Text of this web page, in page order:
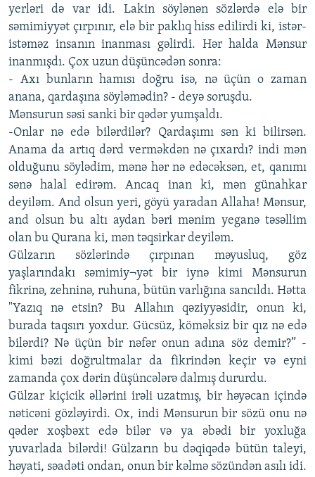
yerləri də var idi. Lakin söylənən sözlərdə elə bir
səmimiyyət çırpınır, elə bir paklıq hiss edilirdi ki, istər-
istəməz insanın inanması gəlirdi. Hər halda Mənsur
inanmışdı. Çox uzun düşüncədən sonra:
- Axı bunların hamısı doğru isə, nə üçün o zaman
anana, qardaşına söyləmədin? - deyə soruşdu.
Mənsurun səsi sanki bir qədər yumşaldı.
-Onlar nə edə bilərdilər? Qardaşımı sən ki bilirsən.
Anama da artıq dərd verməkdən nə çıxardı? indi mən
olduğunu söylədim, mənə hər nə edəcəksən, et, qanımı
sənə halal edirəm. Ancaq inan ki, mən günahkar
deyiləm. And olsun yeri, göyü yaradan Allaha! Mənsur,
and olsun bu altı aydan bəri mənim yeganə təsəllim
olan bu Qurana ki, mən təqsirkar deyiləm.
Gülzarın sözlərində çırpınan məyusluq, göz
yaşlarındakı səmimiy¬yət bir iynə kimi Mənsurun
fikrinə, zehninə, ruhuna, bütün varlığına sancıldı. Hətta
"Yazıq nə etsin? Bu Allahın qəziyyəsidir, onun ki,
burada taqsırı yoxdur. Gücsüz, köməksiz bir qız nə edə
bilərdi? Nə üçün bir nəfər onun adına söz demir?” -
kimi bəzi doğrultmalar da fikrindən keçir və eyni
zamanda çox dərin düşüncələrə dalmış dururdu.
Gülzar kiçicik əllərini irəli uzatmış, bir həyəcan içində
nəticəni gözləyirdi. Ox, indi Mənsurun bir sözü onu nə
qədər xoşbəxt edə bilər və ya əbədi bir yoxluğa
yuvarlada bilərdi! Gülzarın bu dəqiqədə bütün taleyi,
həyati, səadəti ondan, onun bir kəlmə sözündən asılı idi.